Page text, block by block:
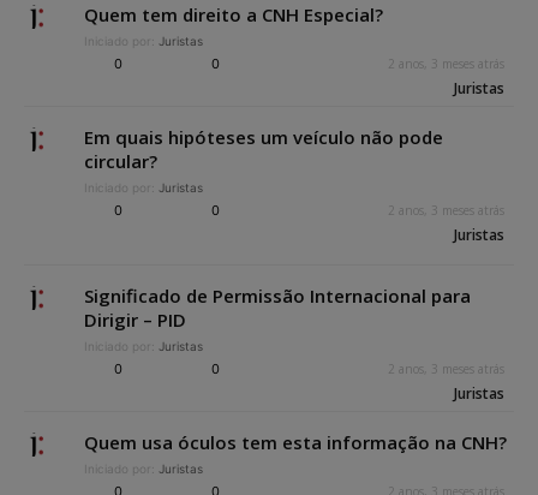
Quem tem direito a CNH Especial?
Iniciado por: Juristas
0 0 2 anos, 3 meses atrás
Juristas
Em quais hipóteses um veículo não pode
circular?
Iniciado por: Juristas
0 0 2 anos, 3 meses atrás
Juristas
Significado de Permissão Internacional para
Dirigir – PID
Iniciado por: Juristas
0 0 2 anos, 3 meses atrás
Juristas
Quem usa óculos tem esta informação na CNH?
Iniciado por: Juristas
0 0 2 anos, 3 meses atrás